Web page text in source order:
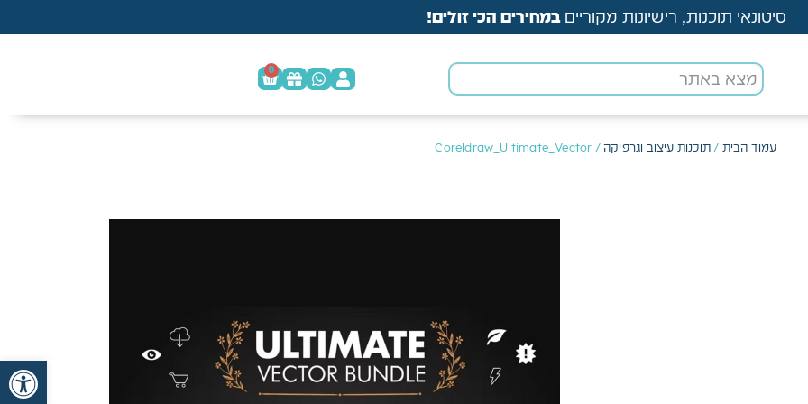
סיטונאי תוכנות, רישיונות מקורייםבמחירים הכי זולים!
0
עמוד הבית /תוכנות עיצוב וגרפיקה/ Coreldraw_Ultimate_Vector